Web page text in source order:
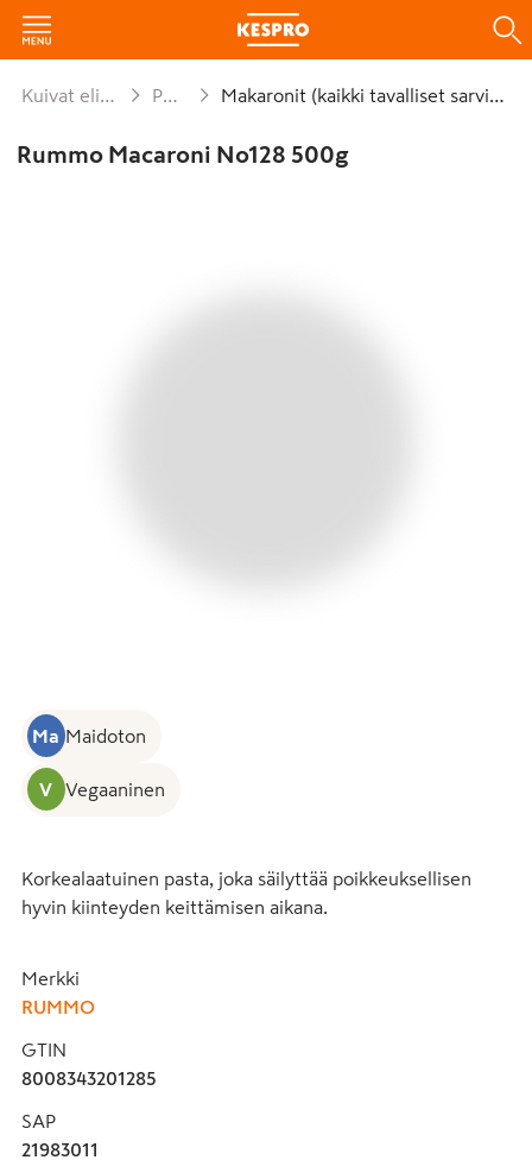
Kuivat elintarvikkeet ja säilykkeet PastavalmisteetMakaronit (kaikki tavalliset sarvimakaronit)
Rummo Macaroni No128 500g
Ma Maidoton
V Vegaaninen
Korkealaatuinen pasta, joka säilyttää poikkeuksellisen
hyvin kiinteyden keittämisen aikana.
Merkki
RUMMO
GTIN
8008343201285
SAP
21983011